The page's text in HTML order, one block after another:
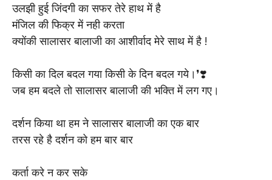
उलझी हुई जिंदगी का सफर तेरे हाथ में है
मंजिल की फिक्र में नही करता
क्योंकी सालासर बालाजी का आशीर्वाद मेरे साथ में है !
किसी का दिल बदल गया किसी के दिन बदल गये।❜❣️
जब हम बदले तो सालासर बालाजी की भक्ति में लग गए।
दर्शन किया था हम ने सालासर बालाजी का एक बार
तरस रहे है दर्शन को हम बार बार
कर्ता करे न कर सके